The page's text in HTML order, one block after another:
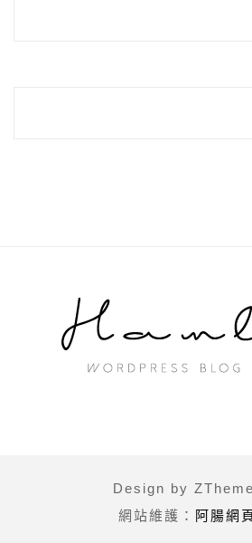
Design by
網站維護： 阿腸網